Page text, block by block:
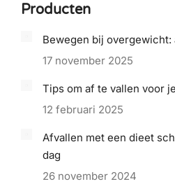
Producten
Bewegen bij overgewicht:
17 november 2025
Tips om af te vallen voor
12 februari 2025
Afvallen met een dieet
dag
26 november 2024